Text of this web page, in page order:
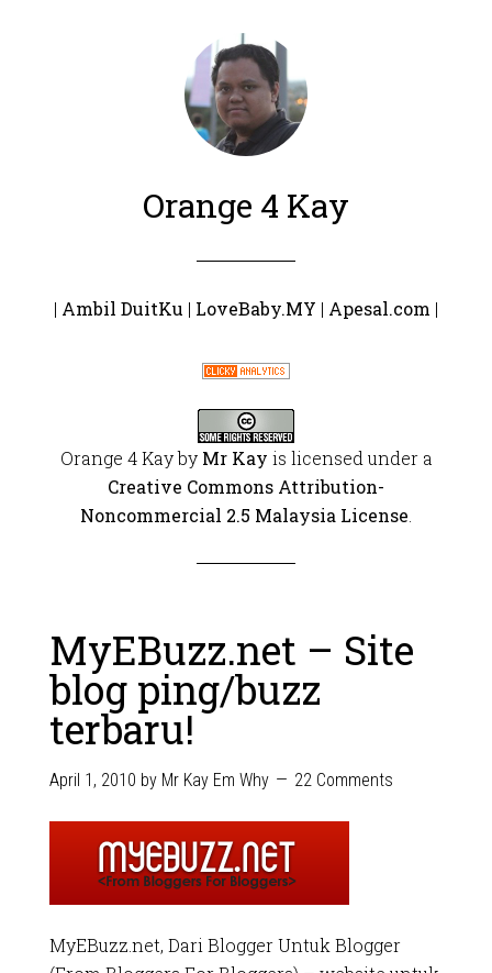
Orange 4 Kay
| Ambil DuitKu | LoveBaby.MY | Apesal.com |
Orange 4 Kayby Mr Kay is licensed under a
Creative Commons Attribution-
Noncommercial 2.5 Malaysia License
MyEBuzz.net – Site
blog ping/buzz
terbaru!
April 1, 2010 by Mr Kay Em Why 22 Comments
MyEBuzz.net, Dari Blogger Untuk Blogger